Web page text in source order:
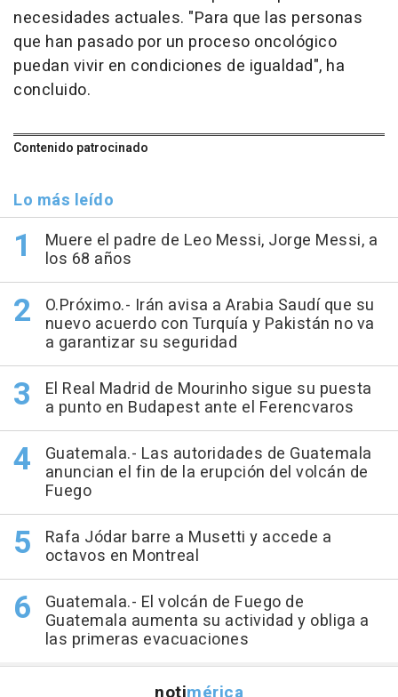
necesidades actuales. "Para que las personas
que han pasado por un proceso oncológico
puedan vivir en condiciones de igualdad", ha
concluido.
Contenido patrocinado
Lo más leído
Muere el padre de Leo Messi, Jorge Messi, a
los 68 años
O.Próximo.- Irán avisa a Arabia Saudí que su
nuevo acuerdo con Turquía y Pakistán no va
a garantizar su seguridad
El Real Madrid de Mourinho sigue su puesta
a punto en Budapest ante el Ferencvaros
Guatemala.- Las autoridades de Guatemala
anuncian el fin de la erupción del volcán de
Fuego
Rafa Jódar barre a Musetti y accede a
octavos en Montreal
Guatemala.- El volcán de Fuego de
Guatemala aumenta su actividad y obliga a
las primeras evacuaciones